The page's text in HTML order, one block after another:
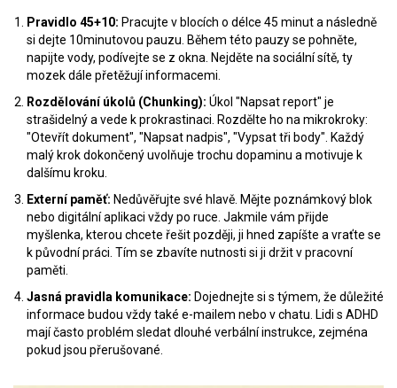
Pravidlo 45+10: Pracujte v blocích o délce 45 minut a následně
si dejte 10minutovou pauzu. Během této pauzy se pohněte,
napijte vody, podívejte se z okna. Nejděte na sociální sítě, ty
mozek dále přetěžují informacemi.
Rozdělování úkolů (Chunking): Úkol "Napsat report" je
strašidelný a vede k prokrastinaci. Rozdělte ho na mikrokroky:
"Otevřít dokument", "Napsat nadpis", "Vypsat tři body". Každý
malý krok dokončený uvolňuje trochu dopaminu a motivuje k
dalšímu kroku.
Externí paměť: Nedůvěřujte své hlavě. Mějte poznámkový blok
nebo digitální aplikaci vždy po ruce. Jakmile vám přijde
myšlenka, kterou chcete řešit později, ji hned zapíšte a vraťte se
k původní práci. Tím se zbavíte nutnosti si ji držit v pracovní
paměti.
Jasná pravidla komunikace: Dojednejte si s týmem, že důležité
informace budou vždy také e-mailem nebo v chatu. Lidi s ADHD
mají často problém sledat dlouhé verbální instrukce, zejména
pokud jsou přerušované.